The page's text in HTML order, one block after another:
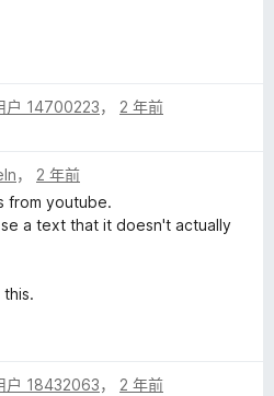
户 14700223， 2 年前
， 2 年前
from youtube.
a text that it doesn't actually
户 18432063， 2 年前